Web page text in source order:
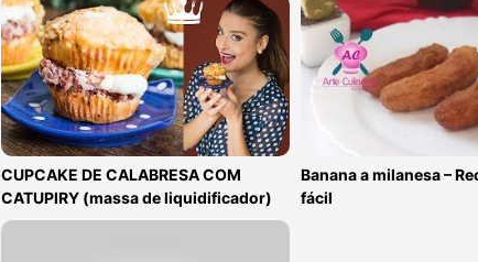
CUPCAKE DE CALABRESA COM
CATUPIRY (massa de liquidificador)
Banana a milanesa –
fácil